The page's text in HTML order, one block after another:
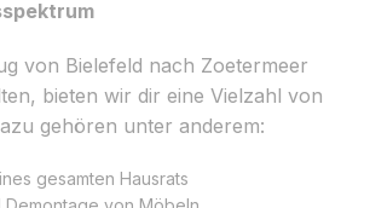
von Bielefeld nach Zoetermeer
bieten wir dir eine Vielzahl von
gehören unter anderem:
gesamten Hausrats